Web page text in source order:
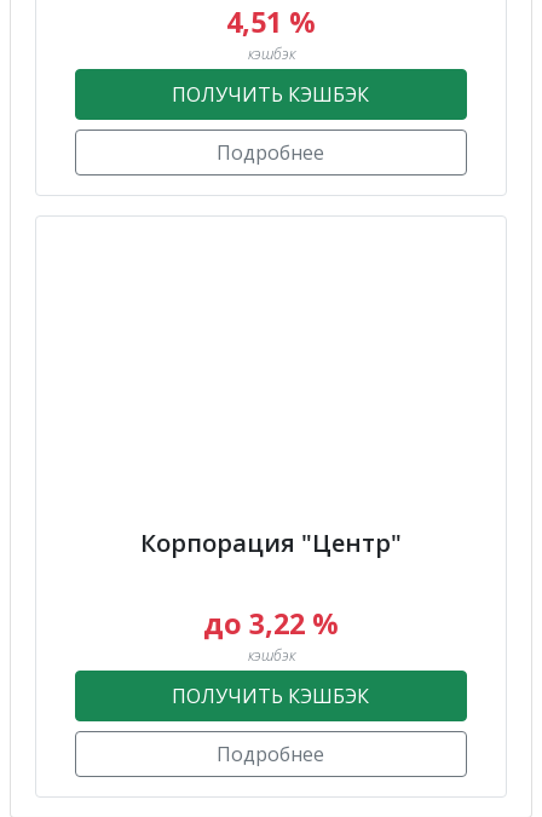
4,51 %
кэшбэк
ПОЛУЧИТЬ КЭШБЭК
Подробнее
Корпорация "Центр"
до 3,22 %
кэшбэк
ПОЛУЧИТЬ КЭШБЭК
Подробнее